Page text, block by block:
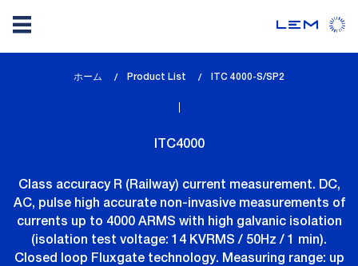
ホーム Product List
lem_current_page
ITC 4000-S/SP2
ITC4000
Class accuracy R (Railway) current measurement. DC,
AC, pulse high accurate non-invasive measurements of
currents up to 4000 ARMS with high galvanic isolation
(isolation test voltage: 14 KVRMS / 50Hz / 1 min).
Closed loop Fluxgate technology. Measuring range: up